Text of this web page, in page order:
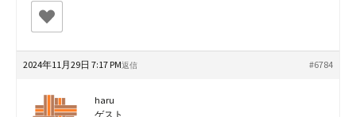
2024年11月29日 7:17 PM #6784
返信
haru
ゲスト